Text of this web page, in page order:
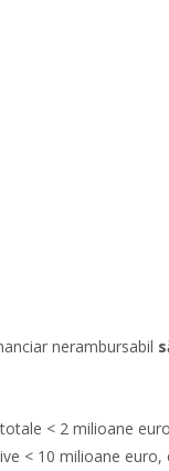
nerambursabil
< 2 milioane
< 10 milioane euro,